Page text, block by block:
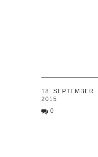
18. SEPTEMBER
2015
0